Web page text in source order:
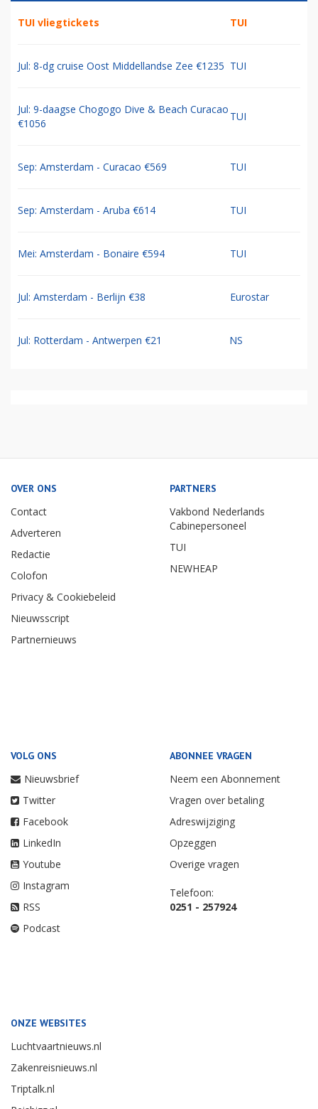
TUI vliegtickets TUI
Jul: 8-dg cruise Oost Middellandse Zee €1235 TUI
Jul: 9-daagse Chogogo Dive & Beach Curacao
€1056
TUI
Sep: Amsterdam - Curacao €569 TUI
Sep: Amsterdam - Aruba €614 TUI
Mei: Amsterdam - Bonaire €594 TUI
Jul: Amsterdam - Berlijn €38 Eurostar
Jul: Rotterdam - Antwerpen €21 NS
OVER ONS
Contact
Adverteren
Redactie
Colofon
Privacy & Cookiebeleid
Nieuwsscript
Partnernieuws
PARTNERS
Vakbond Nederlands
Cabinepersoneel
TUI
NEWHEAP
VOLG ONS
Nieuwsbrief
Twitter
Facebook
LinkedIn
Youtube
Instagram
RSS
Podcast
ABONNEE VRAGEN
Neem een Abonnement
Vragen over betaling
Adreswijziging
Opzeggen
Overige vragen
Telefoon:
0251 - 257924
ONZE WEBSITES
Luchtvaartnieuws.nl
Zakenreisnieuws.nl
Triptalk.nl